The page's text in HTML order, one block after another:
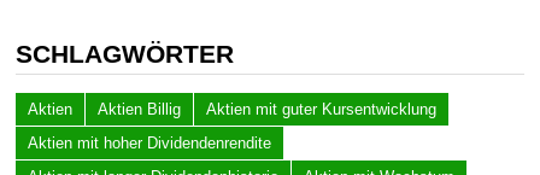
SCHLAGWÖRTER
Aktien Aktien Billig
Aktien mit guter Kursentwicklung
Aktien mit hoher Dividendenrendite